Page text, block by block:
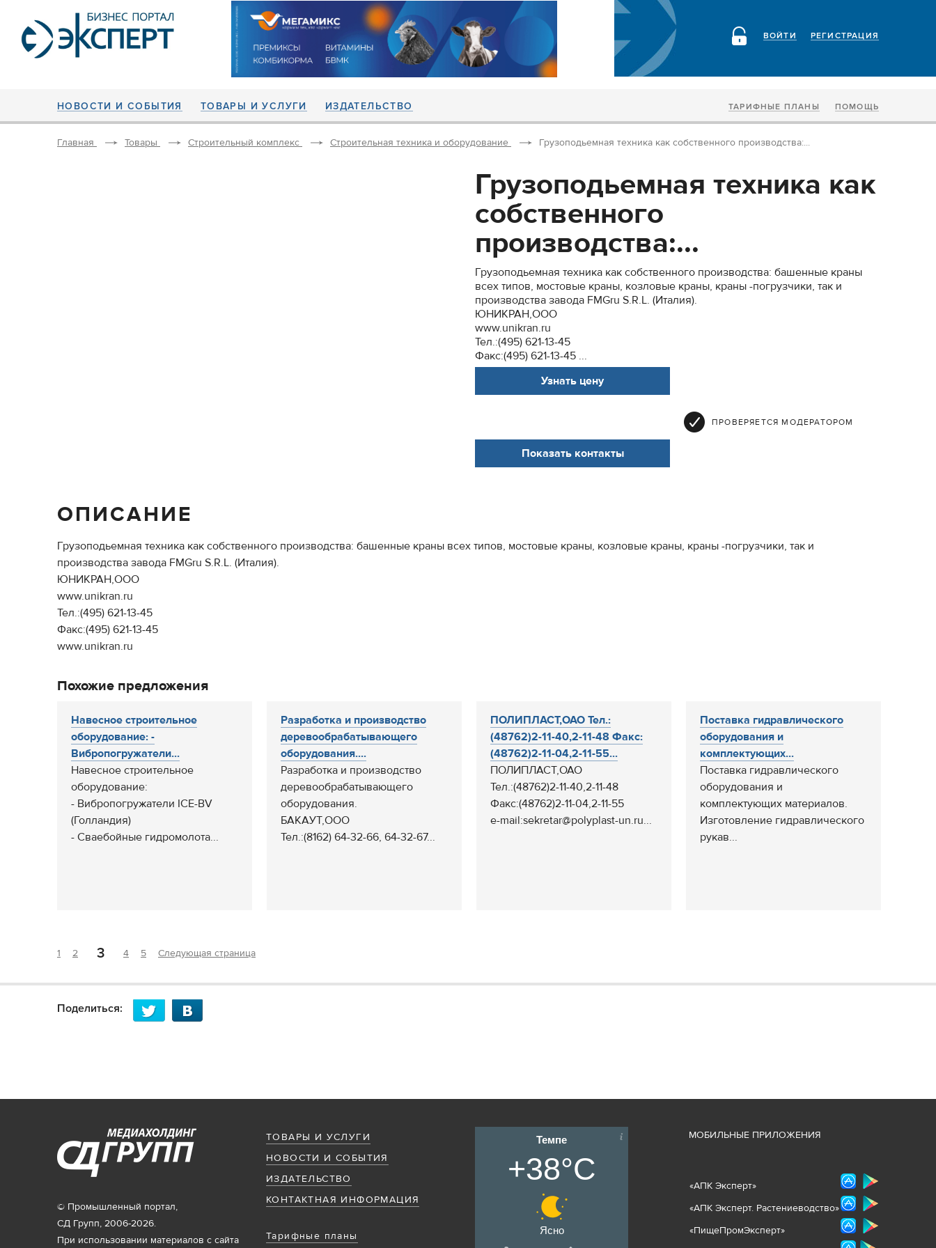
РЕГИСТРАЦИЯ
ВОЙТИ
НОВОСТИ И СОБЫТИЯ ТОВАРЫ И УСЛУГИ ИЗДАТЕЛЬСТВО ТАРИФНЫЕ ПЛАНЫ ПОМОЩЬ
Главная Товары Строительный комплекс Строительная техника и оборудование Грузоподьемная техника как собственного производства:...
Грузоподьемная техника как
собственного
производства:...
Грузоподьемная техника как собственного производства: башенные краны
всех типов, мостовые краны, козловые краны, краны -погрузчики, так и
производства завода FMGru S.R.L. (Италия).
ЮНИКРАН,ООО
www.unikran.ru
Тел.:(495) 621-13-45
Факс:(495) 621-13-45 ...
Узнать цену
ПРОВЕРЯЕТСЯ МОДЕРАТОРОМ
Показать контакты
ОПИСАНИЕ
Грузоподьемная техника как собственного производства: башенные краны всех типов, мостовые краны, козловые краны, краны -погрузчики, так и
производства завода FMGru S.R.L. (Италия).
ЮНИКРАН,ООО
www.unikran.ru
Тел.:(495) 621-13-45
Факс:(495) 621-13-45
www.unikran.ru
Похожие предложения
Навесное строительное
оборудование: -
Вибропогружатели...
Навесное строительное
оборудование:
- Вибропогружатели ICE-BV
(Голландия)
- Сваебойные гидромолота...
Разработка и производство
деревообрабатывающего
оборудования....
Разработка и производство
деревообрабатывающего
оборудования.
БАКАУТ,ООО
Тел.:(8162) 64-32-66, 64-32-67...
ПОЛИПЛАСТ,ОАО Тел.:
(48762)2-11-40,2-11-48 Факс:
(48762)2-11-04,2-11-55...
ПОЛИПЛАСТ,ОАО
Тел.:(48762)2-11-40,2-11-48
Факс:(48762)2-11-04,2-11-55
e-mail:sekretar@polyplast-un.ru...
Поставка гидравлического
оборудования и
комплектующих...
Поставка гидравлического
оборудования и
комплектующих материалов.
Изготовление гидравлического
рукав...
1 2 3 4 5 Следующая страница
Поделиться:
ТОВАРЫ И УСЛУГИ
НОВОСТИ И СОБЫТИЯ
ИЗДАТЕЛЬСТВО
КОНТАКТНАЯ ИНФОРМАЦИЯ
Тарифные планы
© Промышленный портал,
СД Групп, 2006-2026.
При использовании материалов с сайта
Темпе
+38°C
Ясно
МОБИЛЬНЫЕ ПРИЛОЖЕНИЯ
«АПК Эксперт»
«АПК Эксперт. Растениеводство»
«ПищеПромЭксперт»